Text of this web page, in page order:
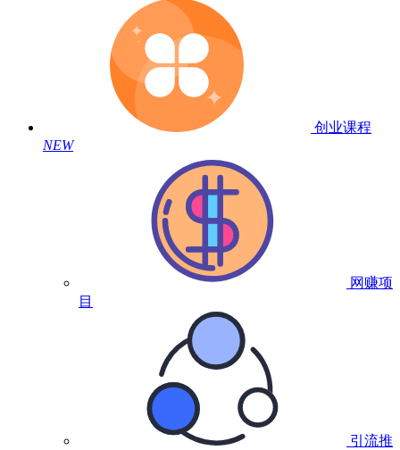
创业课程
NEW
网赚项
目
引流推